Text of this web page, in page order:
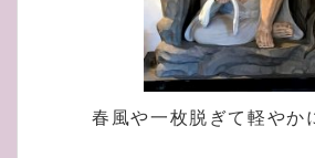
春風や一枚脱ぎて軽や